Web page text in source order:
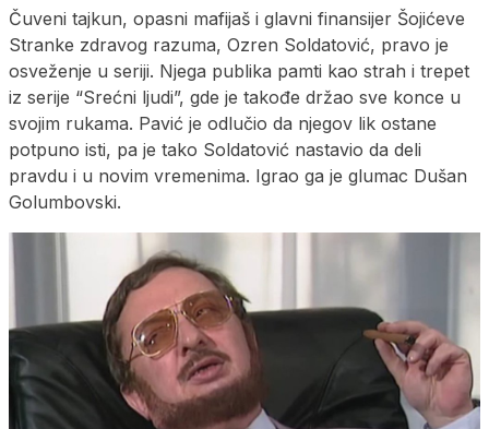
Čuveni tajkun, opasni mafijaš i glavni finansijer Šojićeve
Stranke zdravog razuma, Ozren Soldatović, pravo je
osveženje u seriji. Njega publika pamti kao strah i trepet
iz serije “Srećni ljudi”, gde je takođe držao sve konce u
svojim rukama. Pavić je odlučio da njegov lik ostane
potpuno isti, pa je tako Soldatović nastavio da deli
pravdu i u novim vremenima. Igrao ga je glumac Dušan
Golumbovski.